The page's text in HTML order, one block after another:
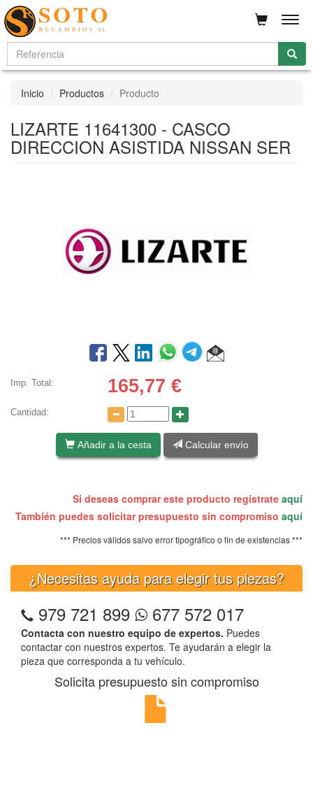
Inicio Productos Producto
LIZARTE 11641300 - CASCO
DIRECCION ASISTIDA NISSAN SER
Imp. Total: 165,77 €
Cantidad:
Añadir a la cesta Calcular envío
Si deseas comprar este producto regístrate aquí
También puedes solicitar presupuesto sin compromiso aquí
*** Precios válidos salvo error tipográfico o fin de existencias ***
¿Necesitas ayuda para elegir tus piezas?
979 721 899 677 572 017
Contacta con nuestro equipo de expertos. Puedes
contactar con nuestros expertos. Te ayudarán a elegir la
pieza que corresponda a tu vehículo.
Solicita presupuesto sin compromiso